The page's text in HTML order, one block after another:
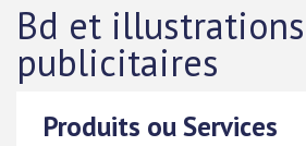
Bd et illustrations
publicitaires
Produits ou Services